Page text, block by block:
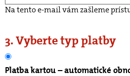
Na tento e-mail vám zašleme
3. Vyberte typ platby
Platba kartou – automatické